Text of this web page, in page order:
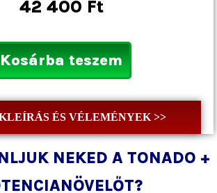
42 400 Ft
Kosárba teszem
ÉS VÉLEMÉNYEK >>
NEKED A TONADO +